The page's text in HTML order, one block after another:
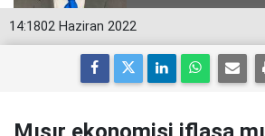
14:1802 Haziran 2022